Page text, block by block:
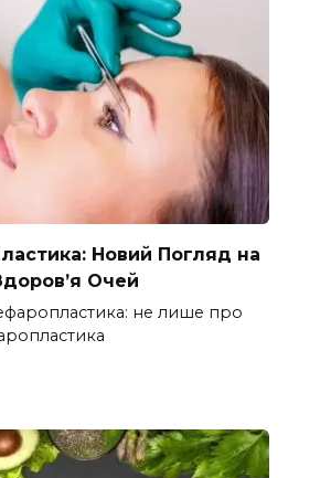
Новий Погляд на
Очей
не лише про